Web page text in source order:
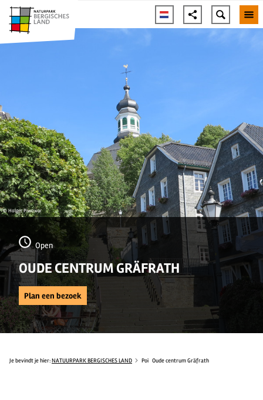
© Holger Piwowar
Open
OUDE CENTRUM GRÄFRATH
Plan een bezoek
Je bevindt je hier: NATUURPARK BERGISCHES LAND Poi Oude centrum Gräfrath